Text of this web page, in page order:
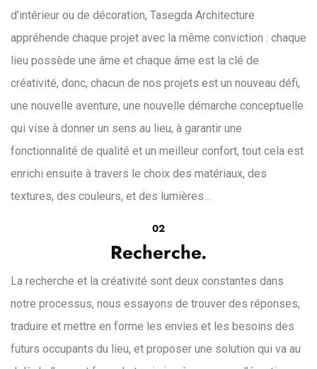
d’intérieur ou de décoration, Tasegda Architecture
appréhende chaque projet avec la même conviction : chaque
lieu possède une âme et chaque âme est la clé de
créativité, donc, chacun de nos projets est un nouveau défi,
une nouvelle aventure, une nouvelle démarche conceptuelle
qui vise à donner un sens au lieu, à garantir une
fonctionnalité de qualité et un meilleur confort, tout cela est
enrichi ensuite à travers le choix des matériaux, des
textures, des couleurs, et des lumières…
02
Recherche.
La recherche et la créativité sont deux constantes dans
notre processus, nous essayons de trouver des réponses,
traduire et mettre en forme les envies et les besoins des
futurs occupants du lieu, et proposer une solution qui va au